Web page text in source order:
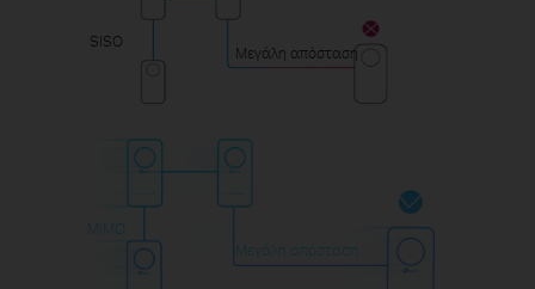
SISO
Μεγάλη απόσταση
MIMO
Μεγάλη απόσταση